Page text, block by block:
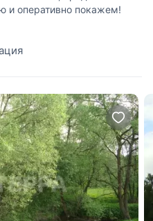
и оперативно покажем!